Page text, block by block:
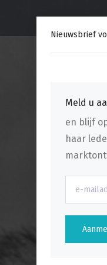
Nieuwsbrief
Meld u
en blijf
haar